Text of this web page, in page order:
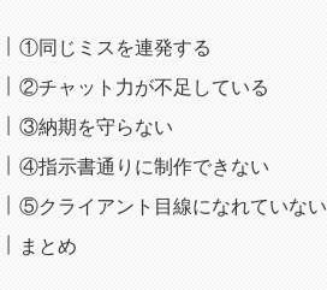
①同じミスを連発する
②チャット力が不足している
③納期を守らない
④指示書通りに制作できない
⑤クライアント目線になれていない
まとめ